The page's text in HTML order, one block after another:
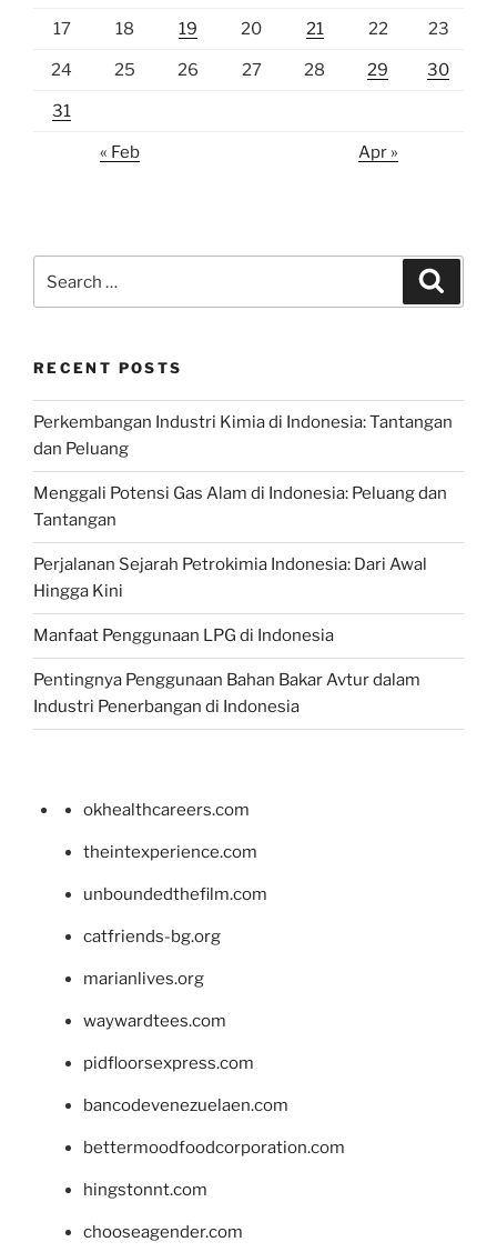
17 18 19 20 21 22 23
24 25 26 27 28 29 30
31
« Feb Apr »
for:
RECENT POSTS
Perkembangan Industri Kimia di Indonesia: Tantangan
dan Peluang
Menggali Potensi Gas Alam di Indonesia: Peluang dan
Tantangan
Perjalanan Sejarah Petrokimia Indonesia: Dari Awal
Hingga Kini
Manfaat Penggunaan LPG di Indonesia
Pentingnya Penggunaan Bahan Bakar Avtur dalam
Industri Penerbangan di Indonesia
okhealthcareers.com
theintexperience.com
unboundedthefilm.com
catfriends-bg.org
marianlives.org
waywardtees.com
pidfloorsexpress.com
bancodevenezuelaen.com
bettermoodfoodcorporation.com
hingstonnt.com
chooseagender.com